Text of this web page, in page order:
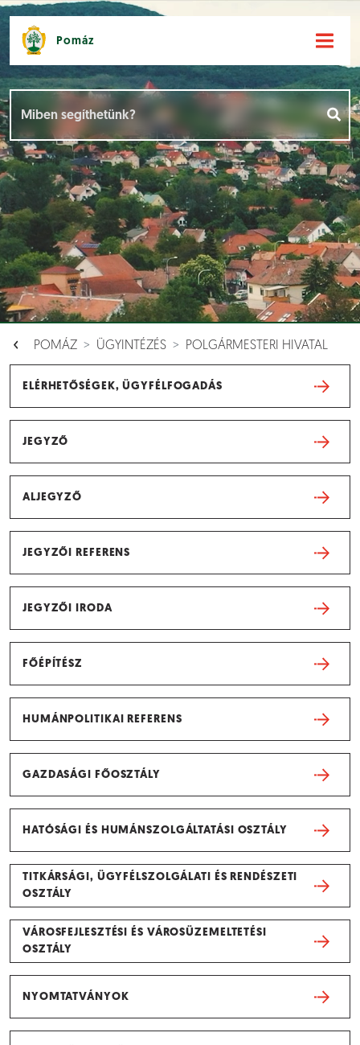
Pomáz
POMÁZ ÜGYINTÉZÉS POLGÁRMESTERI HIVATAL
ELÉRHETŐSÉGEK, ÜGYFÉLFOGADÁS
JEGYZŐ
ALJEGYZŐ
JEGYZŐI REFERENS
JEGYZŐI IRODA
FŐÉPÍTÉSZ
HUMÁNPOLITIKAI REFERENS
GAZDASÁGI FŐOSZTÁLY
HATÓSÁGI ÉS HUMÁNSZOLGÁLTATÁSI OSZTÁLY
TITKÁRSÁGI, ÜGYFÉLSZOLGÁLATI ÉS RENDÉSZETI
OSZTÁLY
VÁROSFEJLESZTÉSI ÉS VÁROSÜZEMELTETÉSI
OSZTÁLY
NYOMTATVÁNYOK
Események []
Dokumentumok [ ]
Aloldalak []